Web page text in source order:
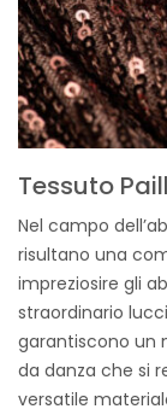
Tessuto
Nel campo
risultano una
impreziosire gli
straordinario
garantiscono un
da danza che si
versatile